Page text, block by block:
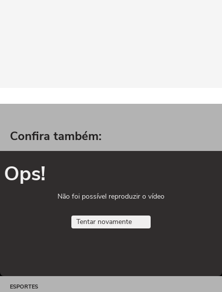
Confira também:
Ops!
Não foi possível reproduzir o vídeo
Tentar novamente
ESPORTES